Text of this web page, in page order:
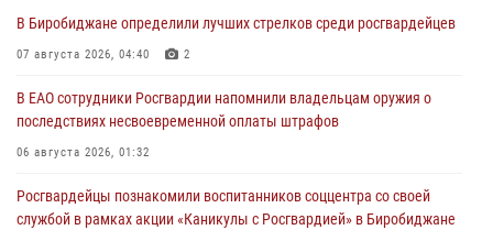
В Биробиджане определили лучших стрелков среди росгвардейцев
07 августа 2026, 04:40 2
В ЕАО сотрудники Росгвардии напомнили владельцам оружия о
последствиях несвоевременной оплаты штрафов
06 августа 2026, 01:32
Росгвардейцы познакомили воспитанников соццентра со своей
службой в рамках акции «Каникулы с Росгвардией» в Биробиджане